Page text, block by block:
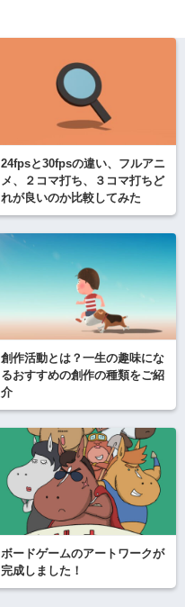
24fpsと30fpsの違い、フルアニ
メ、２コマ打ち、３コマ打ちど
れが良いのか比較してみた
創作活動とは？一生の趣味にな
るおすすめの創作の種類をご紹
介
ボードゲームのアートワークが
完成しました！